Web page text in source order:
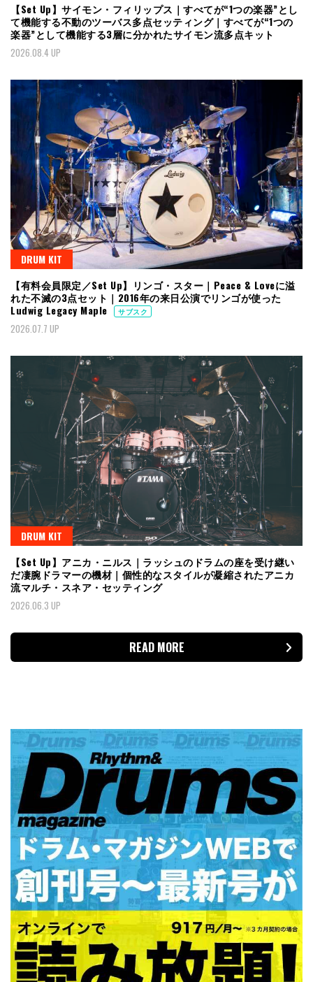
【Set Up】サイモン・フィリップス｜すべてが“1つの楽器”とし
て機能する不動のツーバス多点セッティング｜すべてが“1つの
楽器”として機能する3層に分かれたサイモン流多点キット
2026.08.4 UP
DRUM KIT
【有料会員限定／Set Up】リンゴ・スター｜Peace & Loveに溢
れた不滅の3点セット｜2016年の来日公演でリンゴが使った
Ludwig Legacy Maple
サブスク
2026.07.7 UP
DRUM KIT
【Set Up】アニカ・ニルス｜ラッシュのドラムの座を受け継い
だ凄腕ドラマーの機材｜個性的なスタイルが凝縮されたアニカ
流マルチ・スネア・セッティング
2026.06.3 UP
READ MORE